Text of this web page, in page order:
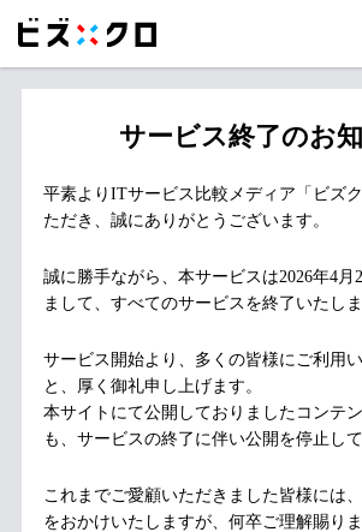
サービス終了のお
平素よりITサービス比較メディア「ビズ
ただき、誠にありがとうございます。
誠に勝手ながら、本サービスは2026年4月
まして、すべてのサービスを終了いたしま
サービス開始より、多くの皆様にご利用
と、厚く御礼申し上げます。
本サイトにて公開しておりましたコンテ
も、サービスの終了に伴い公開を停止して
これまでご愛顧いただきました皆様には
をおかけいたしますが、何卒ご理解賜り